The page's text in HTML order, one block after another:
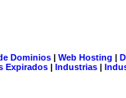
Dominios| Web Hosting |
Expirados | Industrias |